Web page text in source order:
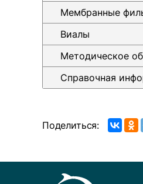
Мембранные
Виалы
Методическое
Справочная
Поделиться: